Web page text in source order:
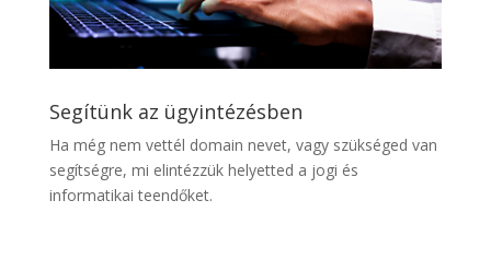
Segítünk az ügyintézésben
Ha még nem vettél domain nevet, vagy szükséged van
segítségre, mi elintézzük helyetted a jogi és
informatikai teendőket.